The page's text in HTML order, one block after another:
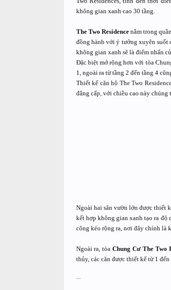
không gian xanh cao 30 tầng.
The Two Residencenằm trong
đồng hành với ý tưởng xuyên suốt
không gian xanh sẽ là điểm nhấn
Đặc biệt mở rộng hơn với tòa
1, ngoài ra từ tầng 2 đến tầng 4
Thiết kế căn hộ The Two
đẳng cấp, với chiều cao này chúng
Ngoài hai sân vườn lớn được thiết
kết hợp không gian xanh tạo ra độ
công kéo rộng ra, nơi đây chính là
Ngoài ra, tòaChung Cư The Two
thủy, các căn được thiết kế từ 1
...